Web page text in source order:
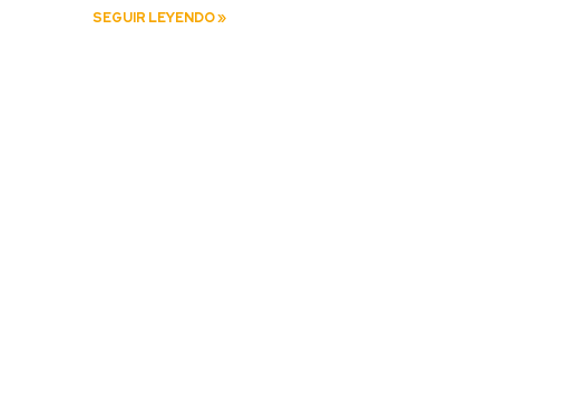
SEGUIR LEYENDO »